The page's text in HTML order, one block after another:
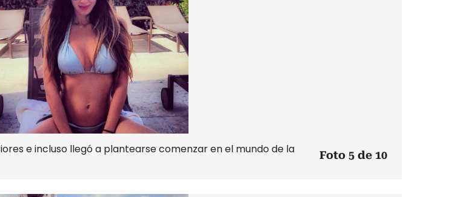
e incluso llegó a plantearse comenzar en el mundo de la
Foto 5 de 10